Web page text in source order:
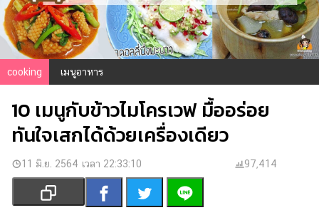
ข่าว
บันเทิง
ตรวจ
หวย
ผล
บอล
สด
การ
เงิน
การ
cooking เมนูอาหาร
10 เมนูกับข้าวไมโครเวฟ มื้ออร่อย
ทันใจเสกได้ด้วยเครื่องเดียว
11 มิ.ย. 2564 เวลา 22:33:10 97,414